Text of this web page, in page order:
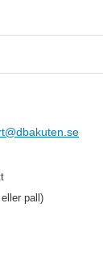
pall)